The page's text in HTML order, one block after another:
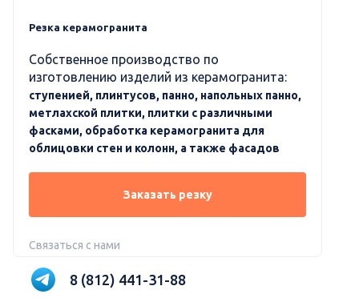
Резка керамогранита
Собственное производство по
изготовлению изделий из керамогранита:
ступенией, плинтусов, панно, напольных панно,
метлахской плитки, плитки с различными
фасками, обработка керамогранита для
облицовки стен и колонн, а также фасадов
Заказать резку
Связаться с нами
8 (812) 441-31-88